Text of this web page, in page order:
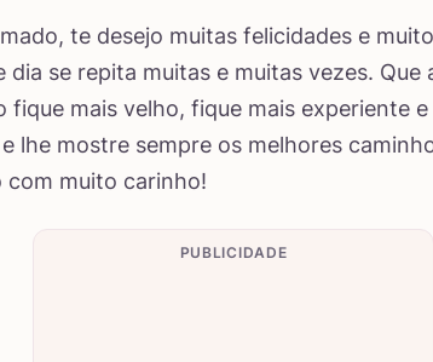
te desejo muitas felicidades e
dia se repita muitas e muitas vezes. Que
fique mais velho, fique mais experiente
lhe mostre sempre os melhores
com muito carinho!
PUBLICIDADE